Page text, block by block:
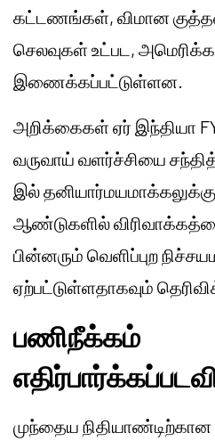
கட்டணங்கள், விமான
செலவுகள் உட்பட,
இணைக்கப்பட்டுள்ளன.
அறிக்கைகள் ஏர் இந்தியா
வருவாய் வளர்ச்சியை
இல்
ஆண்டுகளில்
பின்னரும் வெளிப்புற
ஏற்பட்டுள்ளதாகவும்
பணிநீக்கம்
முந்தைய நிதியாண்டிற்கான